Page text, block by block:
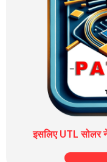
इसलिए UTL सोलर